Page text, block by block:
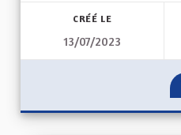
CRÉÉ LE
13/07/2023